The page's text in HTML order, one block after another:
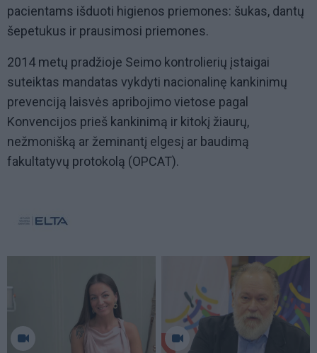
pacientams išduoti higienos priemones: šukas, dantų
šepetukus ir prausimosi priemones.
2014 metų pradžioje Seimo kontrolierių įstaigai
suteiktas mandatas vykdyti nacionalinę kankinimų
prevenciją laisvės apribojimo vietose pagal
Konvencijos prieš kankinimą ir kitokį žiaurų,
nežmonišką ar žeminantį elgesį ar baudimą
fakultatyvų protokolą (OPCAT).